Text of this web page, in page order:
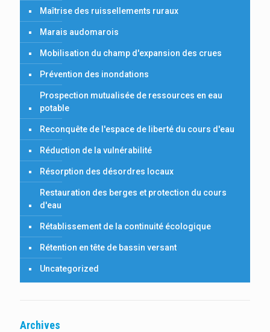
Maîtrise des ruissellements ruraux
Marais audomarois
Mobilisation du champ d'expansion des crues
Prévention des inondations
Prospection mutualisée de ressources en eau
potable
Reconquête de l'espace de liberté du cours d'eau
Réduction de la vulnérabilité
Résorption des désordres locaux
Restauration des berges et protection du cours
d'eau
Rétablissement de la continuité écologique
Rétention en tête de bassin versant
Uncategorized
Archives